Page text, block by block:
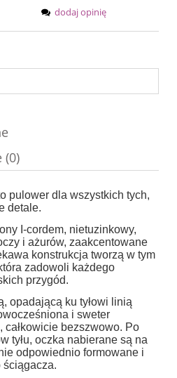
dodaj opinię
kosztów płatności
(0)
pulower dla wszystkich tych,
detale.
I-cordem, nietuzinkowy,
i ażurów, zaakcentowane
konstrukcja tworzą w tym
zadowoli każdego
przygód.
opadającą ku tyłowi linią
i sweter
całkowicie bezszwowo. Po
tyłu, oczka nabierane są na
odpowiednio formowane i
ściągacza.